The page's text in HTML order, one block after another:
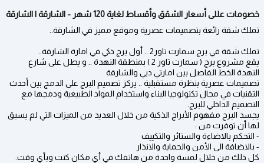
خصومات عللى أسعار الشقق وأقساط لغاية 120 شهر - الشارقة | الشارقة
تملك شقة رائعة بتصميمات عصرية وموقع مميز في الشارقة..
تملك شقة في برج سمارت تاور2 .. أول برج ذكي في امارة الشارقة..
يقع مشروع برج ( سمارت تاور 2 ) بمنطقة النهدة .. و يطل على شارع
النهدة الخط الفاصل بين امارتي دبي والشارقة
تصميمات عصرية بنظرة مستقبلية .. يركز تصميم البرج على الدمج بين أحدث
التقنيات في مجال تكنولوجيا البناء واستخدام المواد الطبيعية ودمجها مع
التصميم الداخلي للبرج.
يجسد البرج مفهوم الأبراج الذكية من خلال العديد من الميزات التي لم يسبق
لها أن توفرت من :
- التحكم بالاضاءة والستائر والتكييف
- بالاضافة الى الأمن والحماية والانذار
كل ذلك من خلال لمسة واحدة من هاتفك في أي مكان كنت وبأي وقت.